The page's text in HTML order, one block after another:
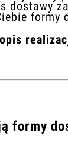
dostawy
formy
formy